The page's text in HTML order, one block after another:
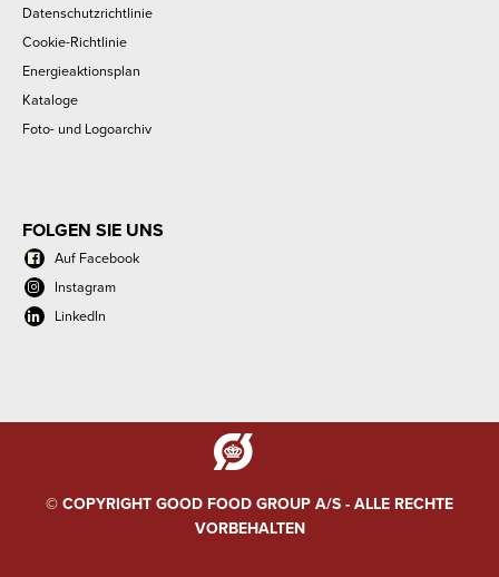
Datenschutzrichtlinie
Cookie-Richtlinie
Energieaktionsplan
Kataloge
Foto- und Logoarchiv
FOLGEN SIE UNS
Auf Facebook
Instagram
LinkedIn
© COPYRIGHT GOOD FOOD GROUP A/S - ALLE RECHTE
VORBEHALTEN